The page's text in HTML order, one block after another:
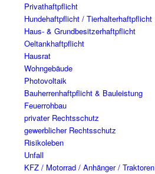
Privathaftpflicht
Hundehaftpflicht / Tierhalterhaftpflicht
Haus- & Grundbesitzerhaftpflicht
Oeltankhaftpflicht
Hausrat
Wohngebäude
Photovoltaik
Bauherrenhaftpflicht & Bauleistung
Feuerrohbau
privater Rechtsschutz
gewerblicher Rechtsschutz
Risikoleben
Unfall
KFZ / Motorrad / Anhänger / Traktoren